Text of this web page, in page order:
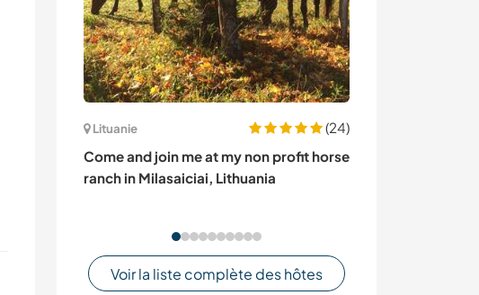
Lituanie
(24)
Come and join me at my non profit horse
ranch in Milasaiciai, Lithuania
Voir la liste complète des hôtes